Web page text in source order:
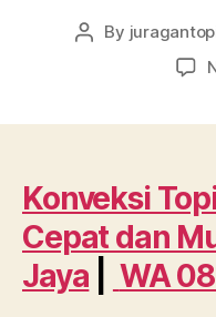
Post
By
Konveksi
Cepat dan
Jaya
WA